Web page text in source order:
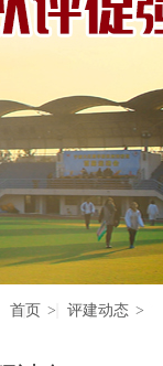
首页 > 评建动态 >